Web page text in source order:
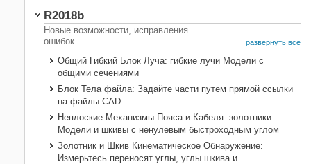
R2018b
Новые возможности, исправления
ошибок
развернуть все
Общий Гибкий Блок Луча: гибкие лучи Модели с
общими сечениями
Блок Тела файла: Задайте части путем прямой ссылки
на файлы CAD
Неплоские Механизмы Пояса и Кабеля: золотники
Модели и шкивы с ненулевым быстроходным углом
Золотник и Шкив Кинематическое Обнаружение:
Измерьтесь переносят углы, углы шкива и